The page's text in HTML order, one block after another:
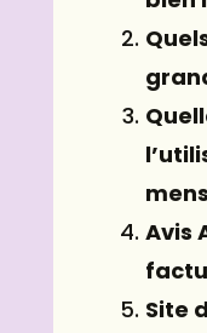
Avis
Site